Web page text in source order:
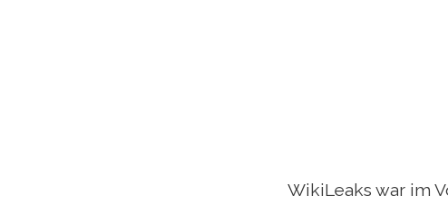
WikiLeaks war im